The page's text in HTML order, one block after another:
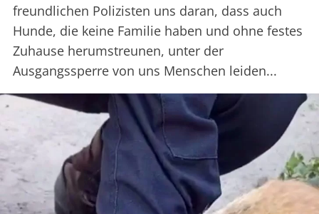
freundlichen Polizisten uns daran, dass auch
Hunde, die keine Familie haben und ohne festes
Zuhause herumstreunen, unter der
Ausgangssperre von uns Menschen leiden...